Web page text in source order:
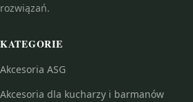
rozwiązań.
KATEGORIE
Akcesoria ASG
Akcesoria dla kucharzy i barmanów